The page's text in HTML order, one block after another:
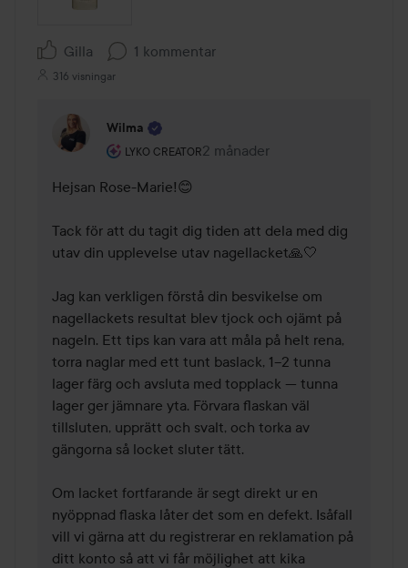
Gilla 1 kommentar
316 visningar
Wilma
LYKO CREATOR
Användarens roll: Lyko Creator.
2 månader
Kommentaren lades 2 månader
Hejsan Rose-Marie!😊
Tack för att du tagit dig tiden att dela med dig
utav din upplevelse utav nagellacket🙏🤍
Jag kan verkligen förstå din besvikelse om
nagellackets resultat blev tjock och ojämt på
nageln. Ett tips kan vara att måla på helt rena,
torra naglar med ett tunt baslack, 1–2 tunna
lager färg och avsluta med topplack — tunna
lager ger jämnare yta. Förvara flaskan väl
tillsluten, upprätt och svalt, och torka av
gängorna så locket sluter tätt.
Om lacket fortfarande är segt direkt ur en
nyöppnad flaska låter det som en defekt. Isåfall
vill vi gärna att du registrerar en reklamation på
ditt konto så att vi får möjlighet att kika